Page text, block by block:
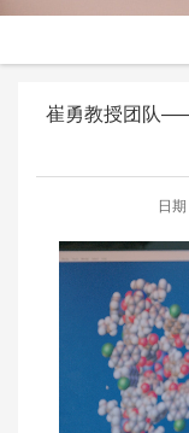
崔勇教授团队
日